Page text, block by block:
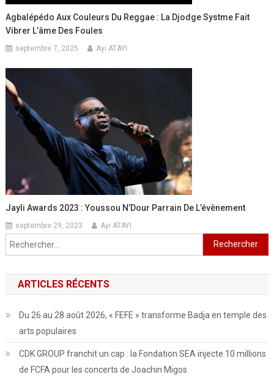
Agbalépédo Aux Couleurs Du Reggae : La Djodge Systme Fait
Vibrer L’âme Des Foules
septembre 7, 2025 Ayi ATAYI
Jayli Awards 2023 : Youssou N’Dour Parrain De L’évènement
septembre 29, 2023 Ayi ATAYI
Rechercher :
ARTICLES RÉCENTS
Du 26 au 28 août 2026, « FEFE » transforme Badja en temple des
arts populaires
CDK GROUP franchit un cap : la Fondation SEA injecte 10 millions
de FCFA pour les concerts de Joachin Migos